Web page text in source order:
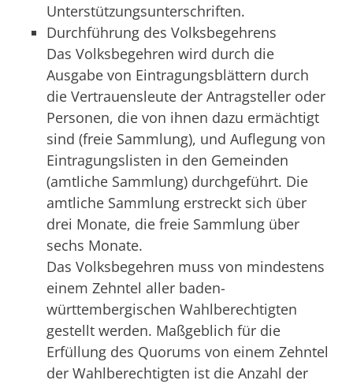
Unterstützungsunterschriften.
Durchführung des Volksbegehrens
Das Volksbegehren wird durch die
Ausgabe von Eintragungsblättern durch
die Vertrauensleute der Antragsteller oder
Personen, die von ihnen dazu ermächtigt
sind (freie Sammlung), und Auflegung von
Eintragungslisten in den Gemeinden
(amtliche Sammlung) durchgeführt. Die
amtliche Sammlung erstreckt sich über
drei Monate, die freie Sammlung über
sechs Monate.
Das Volksbegehren muss von mindestens
einem Zehntel aller baden-
württembergischen Wahlberechtigten
gestellt werden. Maßgeblich für die
Erfüllung des Quorums von einem Zehntel
der Wahlberechtigten ist die Anzahl der